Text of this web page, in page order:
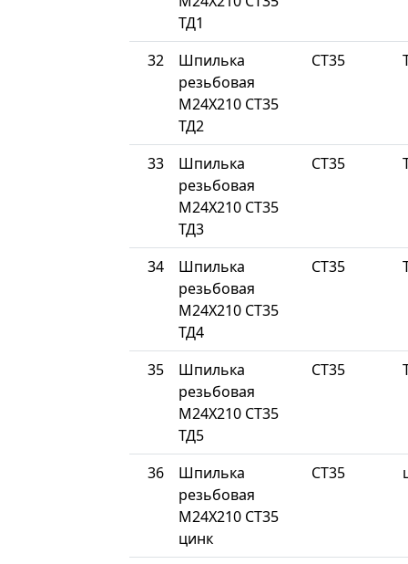
ТД1
32
Шпилька
резьбовая
М24Х210 СТ35
ТД2
СТ35
33
Шпилька
резьбовая
М24Х210 СТ35
ТД3
СТ35
34
Шпилька
резьбовая
М24Х210 СТ35
ТД4
СТ35
35
Шпилька
резьбовая
М24Х210 СТ35
ТД5
СТ35
36
Шпилька
резьбовая
М24Х210 СТ35
цинк
СТ35